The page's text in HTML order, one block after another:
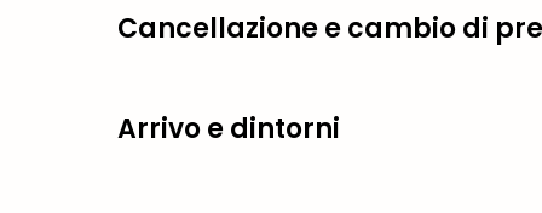
Cancellazione e cambio di
Arrivo e dintorni